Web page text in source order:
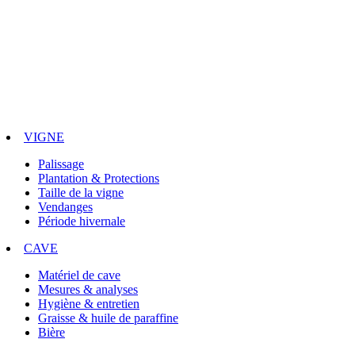
VIGNE
Palissage
Plantation & Protections
Taille de la vigne
Vendanges
Période hivernale
CAVE
Matériel de cave
Mesures & analyses
Hygiène & entretien
Graisse & huile de paraffine
Bière